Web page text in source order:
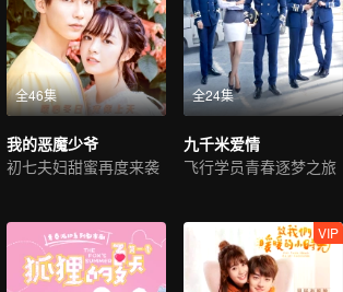
全46集
我的恶魔少爷
初七夫妇甜蜜再度来袭
全24集
九千米爱情
飞行学员青春逐梦之旅
VIP